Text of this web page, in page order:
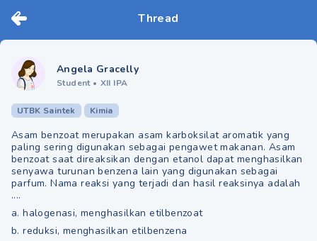
Thread
Angela Gracelly
Student • XII IPA
UTBK Saintek Kimia
Asam benzoat merupakan asam karboksilat aromatik yang
paling sering digunakan sebagai pengawet makanan. Asam
benzoat saat direaksikan dengan etanol dapat menghasilkan
senyawa turunan benzena lain yang digunakan sebagai
parfum. Nama reaksi yang terjadi dan hasil reaksinya adalah
....
a. halogenasi, menghasilkan etilbenzoat
b. reduksi, menghasilkan etilbenzena